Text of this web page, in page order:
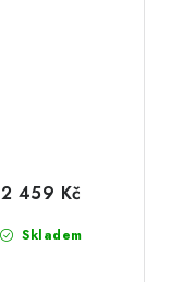
Skladem
2 459 Kč